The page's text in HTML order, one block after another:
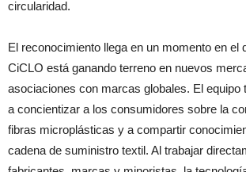
circularidad.
El reconocimiento llega en un momento en el
CiCLO está ganando terreno en nuevos
asociaciones con marcas globales. El equipo
a concientizar a los consumidores sobre la
fibras microplásticas y a compartir
cadena de suministro textil. Al trabajar